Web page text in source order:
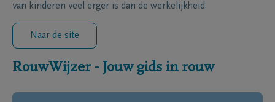
van kinderen veel erger is dan de werkelijkheid.
Naar de site
RouwWijzer - Jouw gids in rouw